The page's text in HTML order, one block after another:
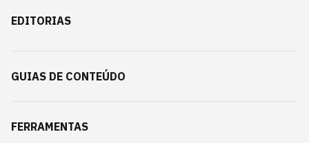
EDITORIAS
GUIAS DE CONTEÚDO
FERRAMENTAS